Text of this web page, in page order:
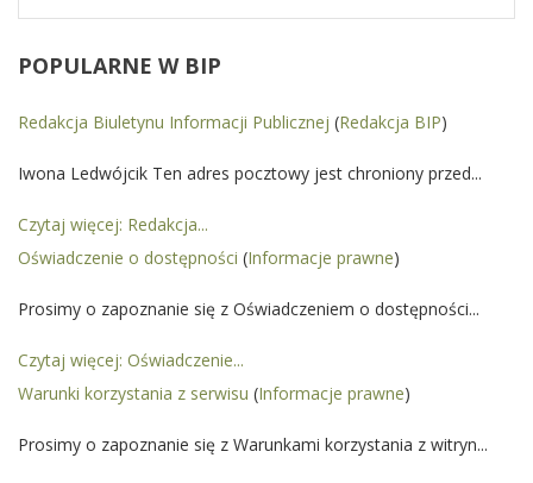
POPULARNE W BIP
Redakcja Biuletynu Informacji Publicznej (Redakcja BIP)
Iwona Ledwójcik Ten adres pocztowy jest chroniony przed...
Czytaj więcej: Redakcja...
Oświadczenie o dostępności (Informacje prawne)
Prosimy o zapoznanie się z Oświadczeniem o dostępności...
Czytaj więcej: Oświadczenie...
Warunki korzystania z serwisu (Informacje prawne)
Prosimy o zapoznanie się z Warunkami korzystania z witryn...